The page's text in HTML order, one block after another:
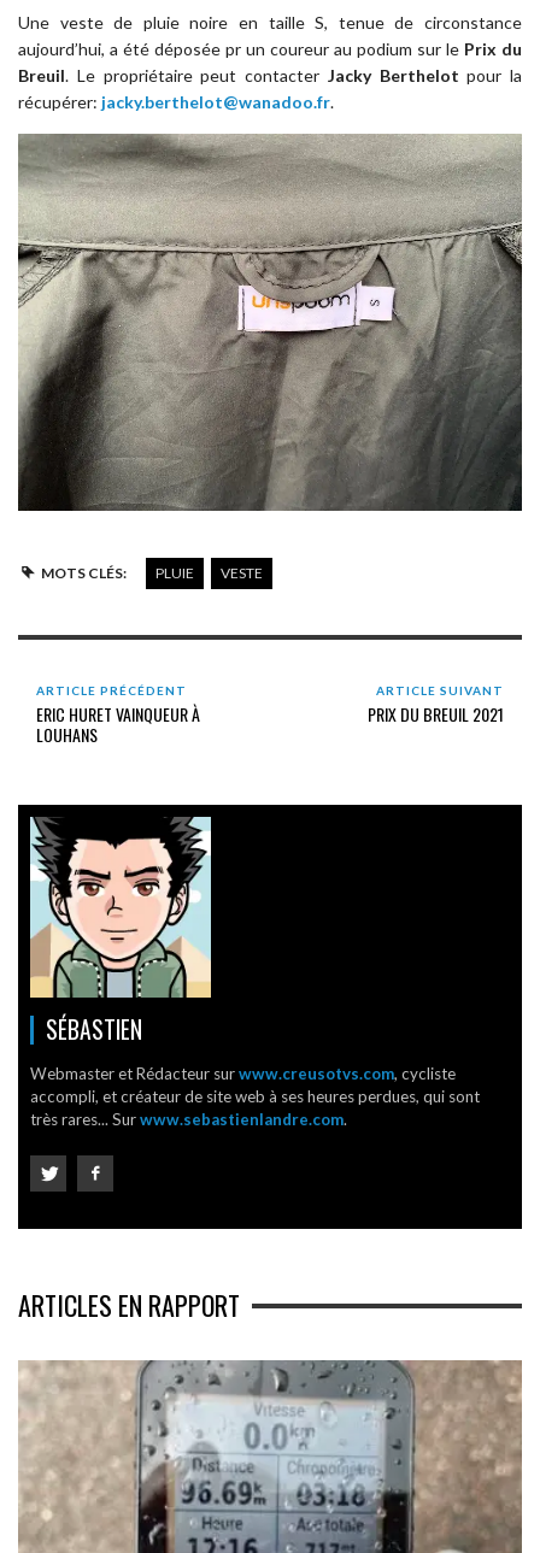
Une veste de pluie noire en taille S, tenue de circonstance
aujourd’hui, a été déposée pr un coureur au podium sur le Prix du
Breuil. Le propriétaire peut contacter Jacky Berthelot pour la
récupérer: jacky.berthelot@wanadoo.fr.
MOTS CLÉS: PLUIE VESTE
ARTICLE PRÉCÉDENT
ERIC HURET VAINQUEUR À
LOUHANS
ARTICLE SUIVANT
PRIX DU BREUIL 2021
SÉBASTIEN
Webmaster et Rédacteur surwww.creusotvs.com, cycliste
accompli, et créateur de site web à ses heures perdues, qui sont
très rares... Surwww.sebastienlandre.com.
ARTICLES EN RAPPORT